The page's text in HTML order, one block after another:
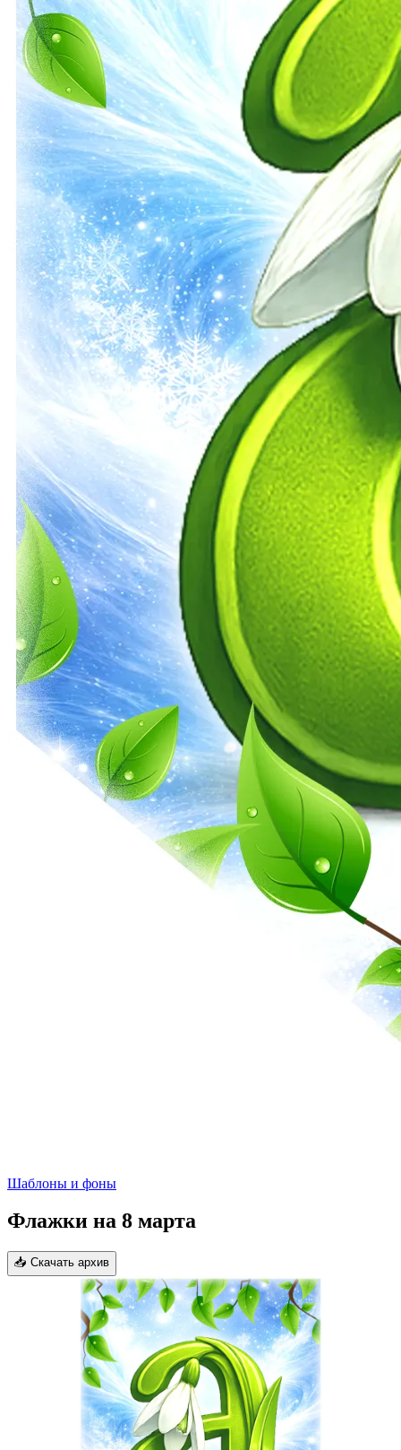
Шаблоны и фоны
Флажки на 8 марта
📥 Скачать архив